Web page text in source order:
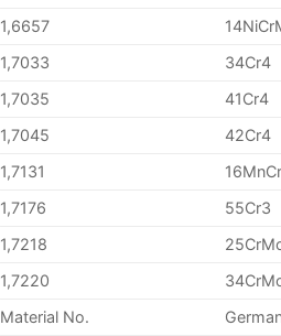
1,6657
1,7033
34Cr4
1,7035
41Cr4
1,7045
42Cr4
1,7131
1,7176
55Cr3
1,7218
1,7220
Material No.